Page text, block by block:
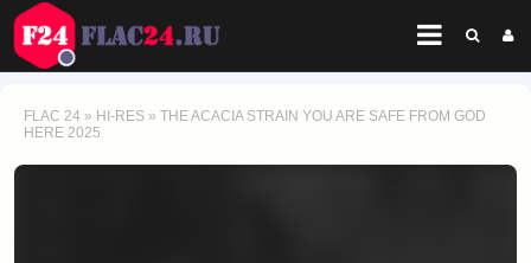
FLAC 24 » HI-RES » THE ACACIA STRAIN YOU ARE SAFE FROM GOD
HERE 2025